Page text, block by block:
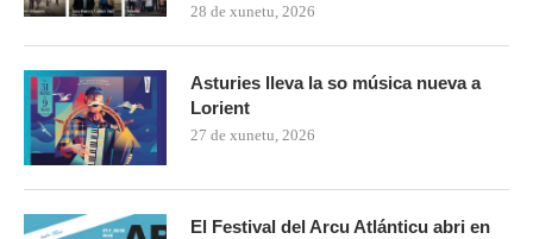
28 de xunetu, 2026
Asturies lleva la so música nueva a
Lorient
27 de xunetu, 2026
El Festival del Arcu Atlánticu abri en